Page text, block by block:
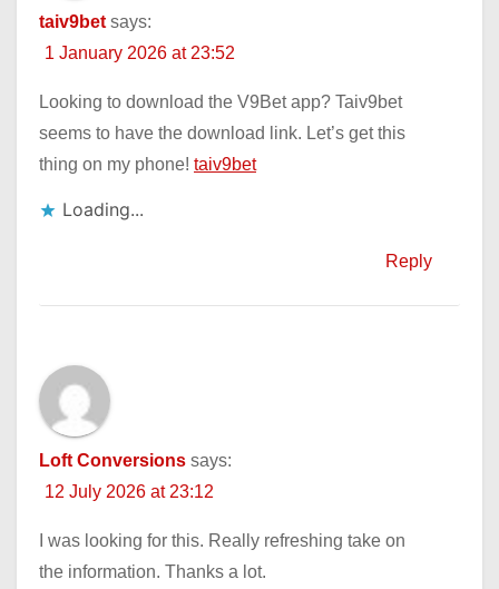
taiv9bet says:
1 January 2026 at 23:52
Looking to download the V9Bet app? Taiv9bet
seems to have the download link. Let’s get this
thing on my phone! taiv9bet
Loading...
Reply
Loft Conversions says:
12 July 2026 at 23:12
I was looking for this. Really refreshing take on
the information. Thanks a lot.